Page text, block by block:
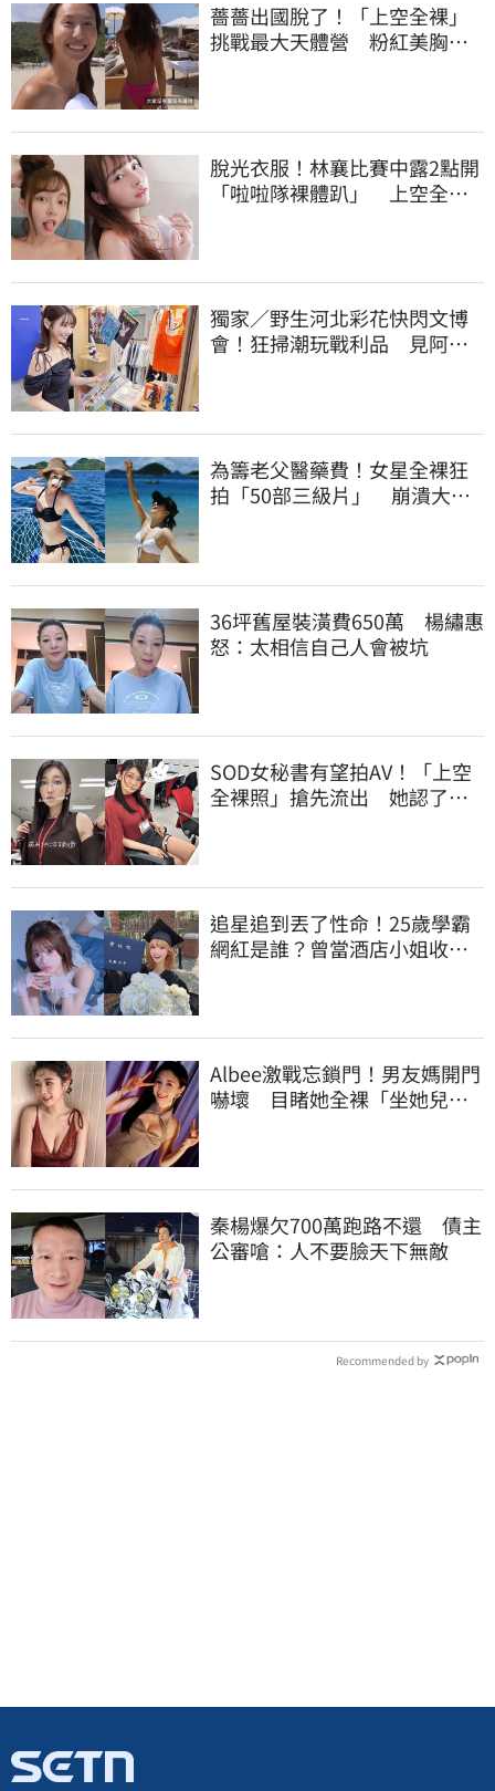
薔薔出國脫了！「上空全裸」
挑戰最大天體營 粉紅美胸被
脫光衣服！林襄比賽中露2點開
「啦啦隊裸體趴」 上空全裸
獨家／野生河北彩花快閃文博
會！狂掃潮玩戰利品 見阿信
為籌老父醫藥費！女星全裸狂
拍「50部三級片」 崩潰大
36坪舊屋裝潢費650萬 楊繡惠
怒：太相信自己人會被坑
SOD女秘書有望拍AV！「上空
全裸照」搶先流出 她認了：
追星追到丟了性命！25歲學霸
網紅是誰？曾當酒店小姐收入
Albee激戰忘鎖門！男友媽開門
嚇壞 目睹她全裸「坐她兒子
秦楊爆欠700萬跑路不還 債主
公審嗆：人不要臉天下無敵
Recommended by